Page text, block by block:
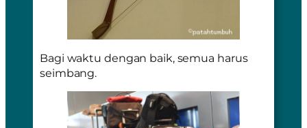
Bagi waktu dengan baik, semua harus
seimbang.